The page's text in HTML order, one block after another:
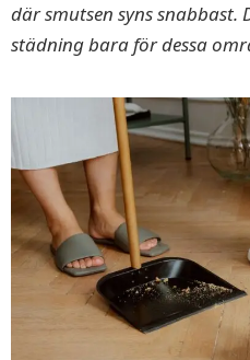
där smutsen syns
städning bara för dessa